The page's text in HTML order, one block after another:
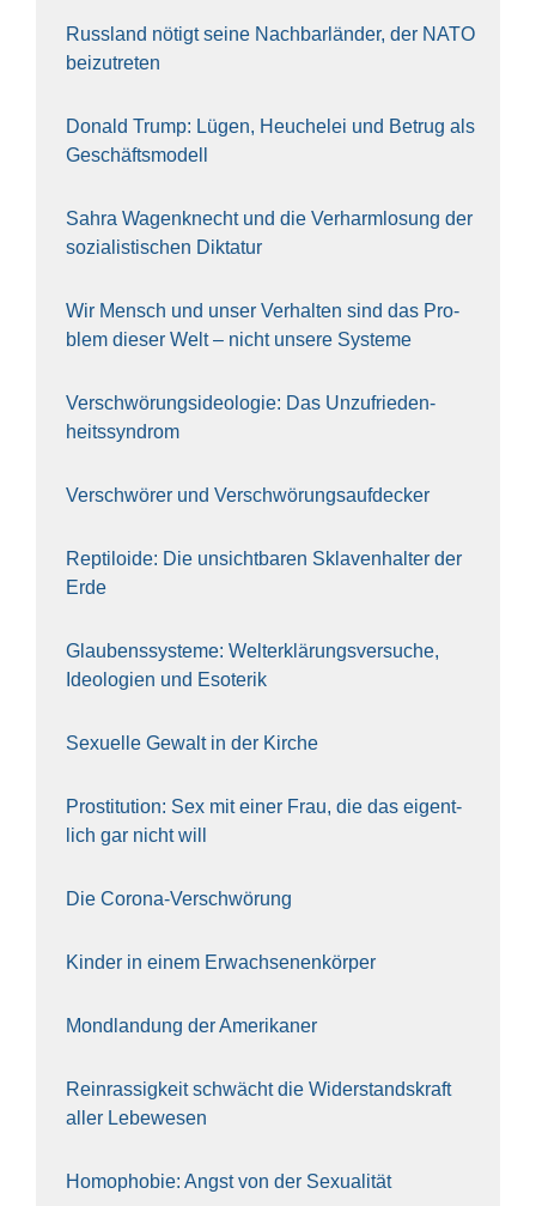
Russ­land nötigt sei­ne Nach­bar­län­der, der NATO
bei­zu­tre­ten
Donald Trump: Lügen, Heu­che­lei und Betrug als
Geschäfts­mo­dell
Sahra Wagen­knecht und die Ver­harm­lo­sung der
sozia­lis­ti­schen Dik­ta­tur
Wir Mensch und unser Ver­hal­ten sind das Pro­
blem die­ser Welt – nicht unse­re Sys‍te‍me
Ver­schwö­rungs­ideo­lo­gie: Das Unzufrieden­
heitssyndrom
Ver­schwö­rer und Verschwörungs­aufdecker
Rep­ti­lo­ide: Die unsicht­ba­ren Skla­ven­hal­ter der
Erde
Glau­bens­sys­te­me: Welt­erklä­rungs­ver­su­che,
Ideo­lo­gien und Eso­te­rik
Sexu­el­le Gewalt in der Kir­che
Pro­sti­tu­ti­on: Sex mit einer Frau, die das eigent­
lich gar nicht will
Die Coro­na-Ver­schwö­rung
Kin­der in einem Erwach­se­nen­kör­per
Mond­lan­dung der Ame­ri­ka­ner
Rein­ras­sig­keit schwächt die Wider­stands­kraft
aller Lebe­we­sen
Homo­pho­bie: Angst von der Sexua­li­tät